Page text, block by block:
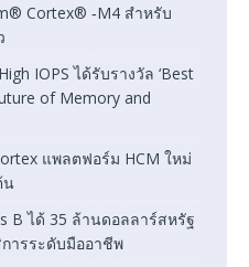
Cortex® ‑M4 สำหรับ
IOPS ได้รับรางวัล ‘Best
of Memory and
แพลตฟอร์ม HCM ใหม่
น
B ได้ 35 ล้านดอลลาร์สหรัฐ
ารระดับมืออาชีพ